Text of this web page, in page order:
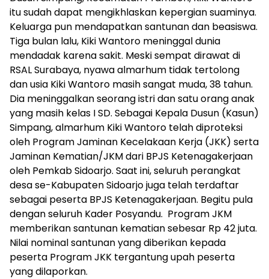
itu sudah dapat mengikhlaskan kepergian suaminya.
Keluarga pun mendapatkan santunan dan beasiswa.
Tiga bulan lalu, Kiki Wantoro meninggal dunia
mendadak karena sakit. Meski sempat dirawat di
RSAL Surabaya, nyawa almarhum tidak tertolong
dan usia Kiki Wantoro masih sangat muda, 38 tahun.
Dia meninggalkan seorang istri dan satu orang anak
yang masih kelas I SD. Sebagai Kepala Dusun (Kasun)
Simpang, almarhum Kiki Wantoro telah diproteksi
oleh Program Jaminan Kecelakaan Kerja (JKK) serta
Jaminan Kematian/JKM dari BPJS Ketenagakerjaan
oleh Pemkab Sidoarjo. Saat ini, seluruh perangkat
desa se-Kabupaten Sidoarjo juga telah terdaftar
sebagai peserta BPJS Ketenagakerjaan. Begitu pula
dengan seluruh Kader Posyandu. Program JKM
memberikan santunan kematian sebesar Rp 42 juta.
Nilai nominal santunan yang diberikan kepada
peserta Program JKK tergantung upah peserta
yang dilaporkan.